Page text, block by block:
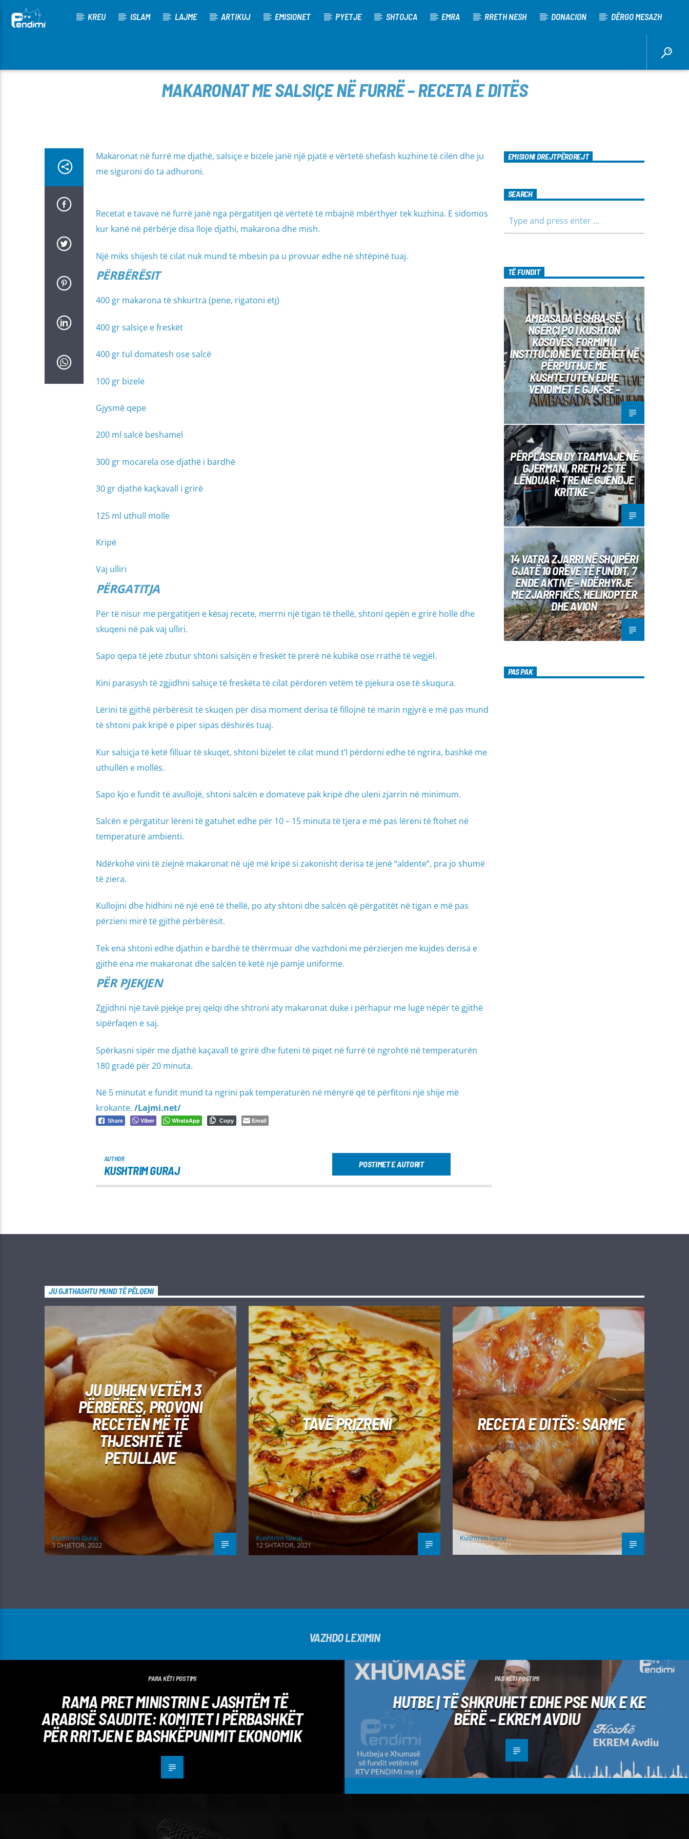
KREU ISLAM LAJME ARTIKUJ EMISIONET PYETJE SHTOJCA EMRA RRETH NESH DONACION DËRGO MESAZH
MAKARONAT ME SALSIÇE NË FURRË – RECETA E DITËS
Makaronat në furrë me djathë, salsiçe e bizele janë një pjatë e vërtetë shefash kuzhine të cilën dhe ju
me siguroni do ta adhuroni.
Recetat e tavave në furrë janë nga përgatitjen që vërtetë të mbajnë mbërthyer tek kuzhina. E sidomos
kur kanë në përbërje disa lloje djathi, makarona dhe mish.
Një miks shijesh të cilat nuk mund të mbesin pa u provuar edhe në shtëpinë tuaj.
PËRBËRËSIT
400 gr makarona të shkurtra (pene, rigatoni etj)
400 gr salsiçe e freskët
400 gr tul domatesh ose salcë
100 gr bizele
Gjysmë qepe
200 ml salcë beshamel
300 gr mocarela ose djathë i bardhë
30 gr djathë kaçkavall i grirë
125 ml uthull molle
Kripë
Vaj ulliri
PËRGATITJA
Për të nisur me përgatitjen e kësaj recete, merrni një tigan të thellë, shtoni qepën e grirë hollë dhe
skuqeni në pak vaj ulliri.
Sapo qepa të jetë zbutur shtoni salsiçën e freskët të prerë në kubikë ose rrathë të vegjël.
Kini parasysh të zgjidhni salsiçe të freskëta të cilat përdoren vetëm të pjekura ose të skuqura.
Lërini të gjithë përbërësit të skuqen për disa moment derisa të fillojnë të marin ngjyrë e më pas mund
të shtoni pak kripë e piper sipas dëshirës tuaj.
Kur salsiçja të ketë filluar të skuqet, shtoni bizelet të cilat mund t’I përdorni edhe të ngrira, bashkë me
uthullën e mollës.
Sapo kjo e fundit të avullojë, shtoni salcën e domateve pak kripë dhe uleni zjarrin në minimum.
Salcën e përgatitur lëreni të gatuhet edhe për 10 – 15 minuta të tjera e më pas lëreni të ftohet në
temperaturë ambienti.
Ndërkohë vini të ziejnë makaronat në ujë më kripë si zakonisht derisa të jenë “aldente”, pra jo shumë
të ziera.
Kullojini dhe hidhini në një enë të thellë, po aty shtoni dhe salcën që përgatitët në tigan e më pas
përzieni mirë të gjithë përbërësit.
Tek ena shtoni edhe djathin e bardhë të thërrmuar dhe vazhdoni me përzierjen me kujdes derisa e
gjithë ena me makaronat dhe salcën të ketë një pamjë uniforme.
PËR PJEKJEN
Zgjidhni një tavë pjekje prej qelqi dhe shtroni aty makaronat duke i përhapur me lugë nëpër të gjithë
sipërfaqen e saj.
Spërkasni sipër me djathë kaçavall të grirë dhe futeni të piqet në furrë të ngrohtë në temperaturën
180 gradë për 20 minuta.
Në 5 minutat e fundit mund ta ngrini pak temperaturën në mënyrë që të përfitoni një shije më
krokante. /Lajmi.net/
Share Viber WhatsApp Copy Email
AUTHOR
KUSHTRIM GURAJ POSTIMET E AUTORIT
EMISIONI DREJTPËRDREJT
SEARCH
TË FUNDIT
AMBASADA E SHBA-SË:
NGËRÇI PO I KUSHTON
KOSOVËS, FORMIMI I
INSTITUCIONEVE TË BËHET NË
PËRPUTHJE ME
KUSHTETUTËN EDHE
VENDIMET E GJK-SË –
PËRPLASEN DY TRAMVAJE NË
GJERMANI, RRETH 25 TË
LËNDUAR– TRE NË GJENDJE
KRITIKE –
14 VATRA ZJARRI NË SHQIPËRI
GJATË 10 ORËVE TË FUNDIT, 7
ENDE AKTIVE – NDËRHYRJE
ME ZJARRFIKËS, HELIKOPTER
DHE AVION
PAS PAK
JU GJITHASHTU MUND TË PËLQENI
JU DUHEN VETËM 3
PËRBËRËS, PROVONI
RECETËN MË TË
THJESHTË TË
PETULLAVE
Kushtrim Guraj
3 DHJETOR, 2022
TAVË PRIZRENI
Kushtrim Guraj
12 SHTATOR, 2021
RECETA E DITËS: SARME
Kushtrim Guraj
5 SHTATOR, 2021
VAZHDO LEXIMIN
PARA KËTI POSTIMI
RAMA PRET MINISTRIN E JASHTËM TË
ARABISË SAUDITE: KOMITET I PËRBASHKËT
PËR RRITJEN E BASHKËPUNIMIT EKONOMIK
PAS KËTI POSTIMI
HUTBE | TË SHKRUHET EDHE PSE NUK E KE
BËRË – EKREM AVDIU